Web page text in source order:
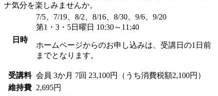
ナ気分を楽しみませんか。
日時
7/5、7/19、8/2、8/16、8/30、9/6、9/20
第1・3・5日曜日 10:30～11:40
ホームページからのお申し込みは、受講日の1日前
までとなります。
受講料 会員 3か月 7回 23,100円（うち消費税額2,100円）
維持費
2,695円